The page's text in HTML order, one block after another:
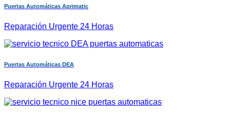
Puertas Automáticas Aprimatic
Reparación Urgente 24 Horas
Puertas Automáticas DEA
Reparación Urgente 24 Horas